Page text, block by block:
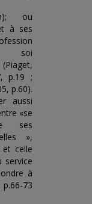
ou
à ses
p.19 ;
p.60).
aussi
«se
ses
»,
et celle
service
à
73